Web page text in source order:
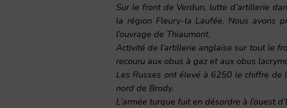
Sur le front de Verdun, lutte d’artillerie
la région Fleury-la Laufée. Nous avons
l’ouvrage de Thiaumont.
Activité de l’artillerie anglaise sur tout le
recouru aux obus à gaz et aux obus
Les Russes ont élevé à 6250 le chiffre de
nord de Brody.
L’armée turque fuit en désordre à l’ouest